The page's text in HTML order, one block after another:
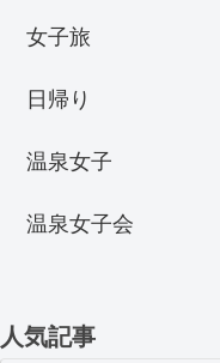
女子旅
日帰り
温泉女子
温泉女子会
人気記事